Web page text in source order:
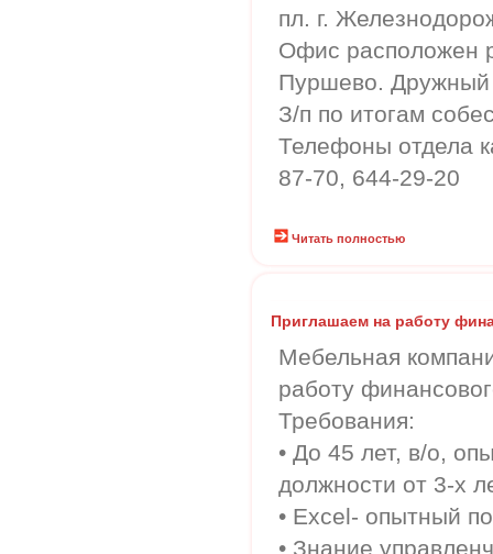
пл. г.
Офис расположен
Пуршево. Дружный
З/п по итогам
Телефоны отдела
87-70, 644-29-20
Читать полностью
Приглашаем на работу
Мебельная
работу
Требования:
• До 45 лет, в/о,
должности от 3-х
• Еxcel- опытный
• Знание